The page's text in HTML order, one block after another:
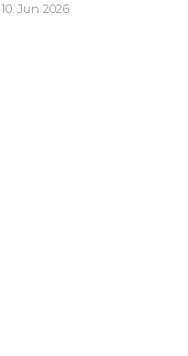
10. Jun 2026